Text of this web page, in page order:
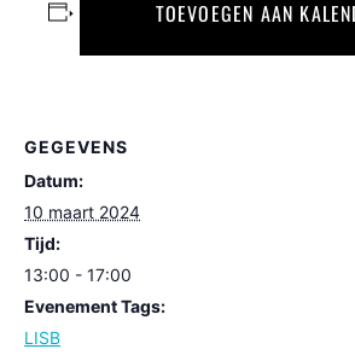
TOEVOEGEN AAN
GEGEVENS
Datum:
10 maart 2024
Tijd:
13:00 - 17:00
Evenement Tags:
LISB